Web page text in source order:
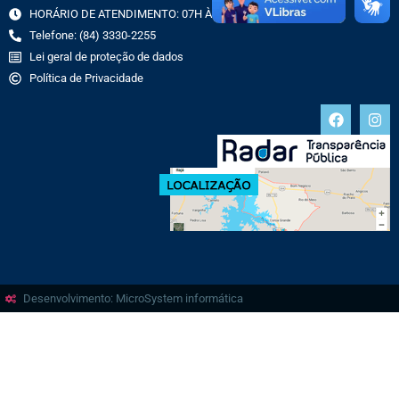
HORÁRIO DE ATENDIMENTO: 07H ÀS 13H
Telefone: (84) 3330-2255
Lei geral de proteção de dados
Política de Privacidade
Desenvolvimento: MicroSystem informática